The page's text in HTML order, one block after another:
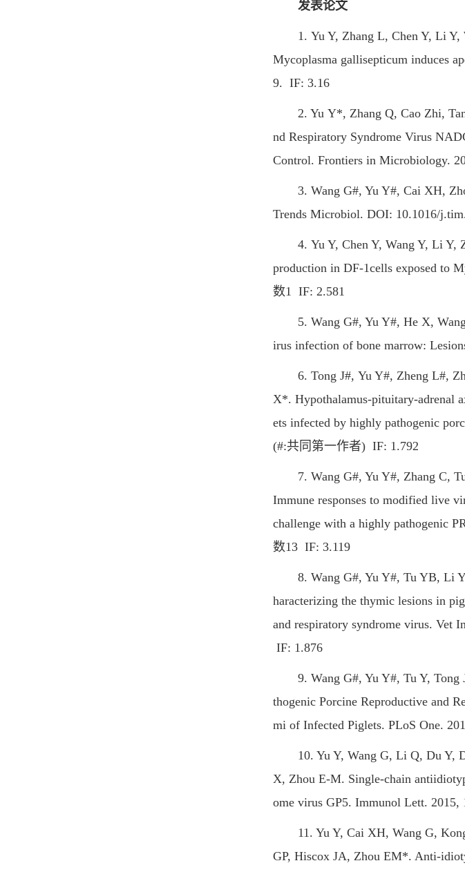
发表论文
1. Yu Y, Zhang L, Chen Y, Li Y,
Mycoplasma gallisepticum induces
9. IF: 3.16
2. Yu Y*, Zhang Q, Cao Zhi,
nd Respiratory Syndrome Virus
Control. Frontiers in Microbiology.
3. Wang G#, Yu Y#, Cai XH,
Trends Microbiol. DOI: 10.1016/
4. Yu Y, Chen Y, Wang Y, Li Y,
production in DF-1cells exposed to
数1 IF: 2.581
5. Wang G#, Yu Y#, He X, Wang
irus infection of bone marrow:
6. Tong J#, Yu Y#, Zheng L#,
X*. Hypothalamus-pituitary-adrenal
ets infected by highly pathogenic
(#:共同第一作者) IF: 1.792
7. Wang G#, Yu Y#, Zhang C, Tu
Immune responses to modified live
challenge with a highly pathogenic
数13 IF: 3.119
8. Wang G#, Yu Y#, Tu YB, Li
haracterizing the thymic lesions in
and respiratory syndrome virus. Vet
IF: 1.876
9. Wang G#, Yu Y#, Tu Y, Tong
thogenic Porcine Reproductive and
mi of Infected Piglets. PLoS One.
10. Yu Y, Wang G, Li Q, Du Y,
X, Zhou E-M. Single-chain
ome virus GP5. Immunol Lett. 2015,
11. Yu Y, Cai XH, Wang G, Kong
GP, Hiscox JA, Zhou EM*. Anti-